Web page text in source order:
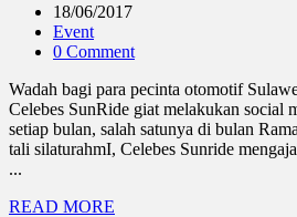
18/06/2017
Event
0 Comment
Wadah bagi para pecinta otomotif
Celebes SunRide giat melakukan social
setiap bulan, salah satunya di bulan
tali silaturahmI, Celebes Sunride
...
READ MORE